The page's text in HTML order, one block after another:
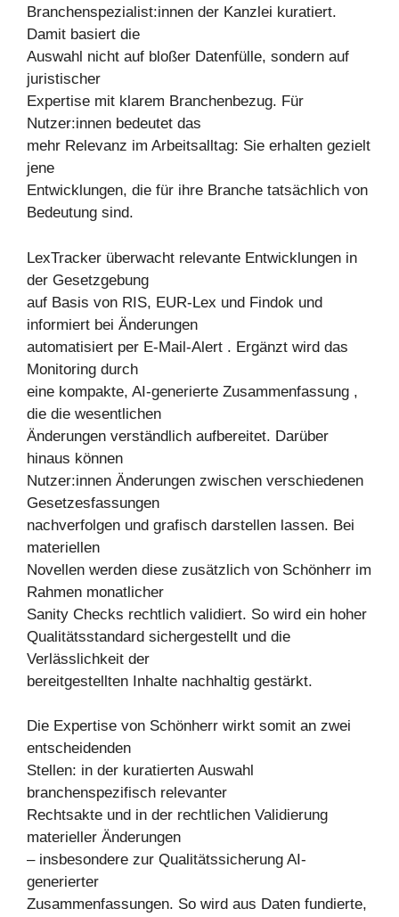
Branchenspezialist:innen der Kanzlei kuratiert.
Damit basiert die
Auswahl nicht auf bloßer Datenfülle, sondern auf
juristischer
Expertise mit klarem Branchenbezug. Für
Nutzer:innen bedeutet das
mehr Relevanz im Arbeitsalltag: Sie erhalten gezielt
jene
Entwicklungen, die für ihre Branche tatsächlich von
Bedeutung sind.
LexTracker überwacht relevante Entwicklungen in
der Gesetzgebung
auf Basis von RIS, EUR-Lex und Findok und
informiert bei Änderungen
automatisiert per E-Mail-Alert . Ergänzt wird das
Monitoring durch
eine kompakte, AI-generierte Zusammenfassung ,
die die wesentlichen
Änderungen verständlich aufbereitet. Darüber
hinaus können
Nutzer:innen Änderungen zwischen verschiedenen
Gesetzesfassungen
nachverfolgen und grafisch darstellen lassen. Bei
materiellen
Novellen werden diese zusätzlich von Schönherr im
Rahmen monatlicher
Sanity Checks rechtlich validiert. So wird ein hoher
Qualitätsstandard sichergestellt und die
Verlässlichkeit der
bereitgestellten Inhalte nachhaltig gestärkt.
Die Expertise von Schönherr wirkt somit an zwei
entscheidenden
Stellen: in der kuratierten Auswahl
branchenspezifisch relevanter
Rechtsakte und in der rechtlichen Validierung
materieller Änderungen
– insbesondere zur Qualitätssicherung AI-
generierter
Zusammenfassungen. So wird aus Daten fundierte,